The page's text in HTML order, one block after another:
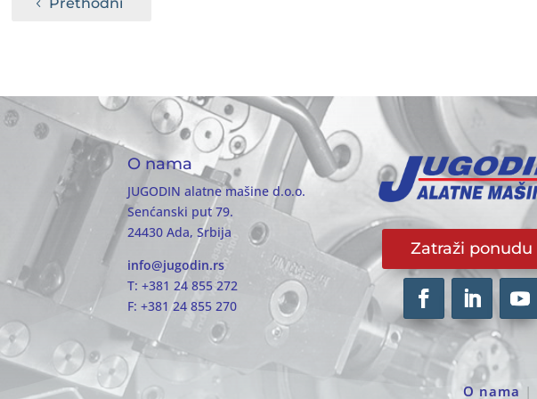
Prethodni
O nama
JUGODIN alatne mašine d.o.o.
Senćanski put 79.
24430 Ada, Srbija
info@jugodin.rs
T: +381 24 855 272
F: +381 24 855 270
Zatraži ponudu
O nama|